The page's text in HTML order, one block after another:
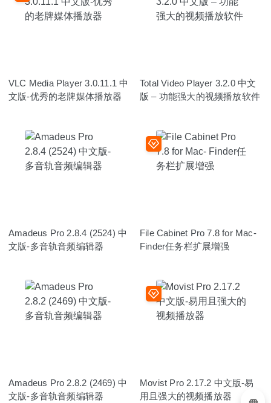
VLC Media Player 3.0.11.1 中
文版-优秀的老牌媒体播放器
Total Video Player 3.2.0 中文
版 – 功能强大的视频播放软件
Amadeus Pro 2.8.4 (2524) 中
文版-多音轨音频编辑器
File Cabinet Pro 7.8 for Mac-
Finder任务栏扩展增强
Amadeus Pro 2.8.2 (2469) 中
文版-多音轨音频编辑器
Movist Pro 2.17.2 中文版-易
用且强大的视频播放器